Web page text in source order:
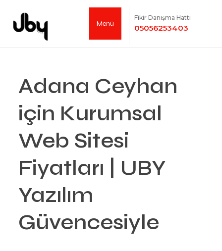
Menü
Fikir Danışma Hattı
05056253403
Adana Ceyhan
için Kurumsal
Web Sitesi
Fiyatları | UBY
Yazılım
Güvencesiyle